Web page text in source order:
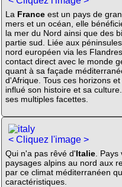
La Franceest un pays de
mers et un océan, elle
la mer du Nord ainsi que des
partie sud. Liée aux
nord européen via les
contact direct avec le monde
quant à sa façade
d'Afrique. Tous ces horizons
influé son histoire et sa
ses multiples facettes.
< Cliquez l'image >
Qui n'a pas rêvé d'Italie. Pays
paysages alpins au nord aux
par ce climat méditerranéen
caractéristiques.